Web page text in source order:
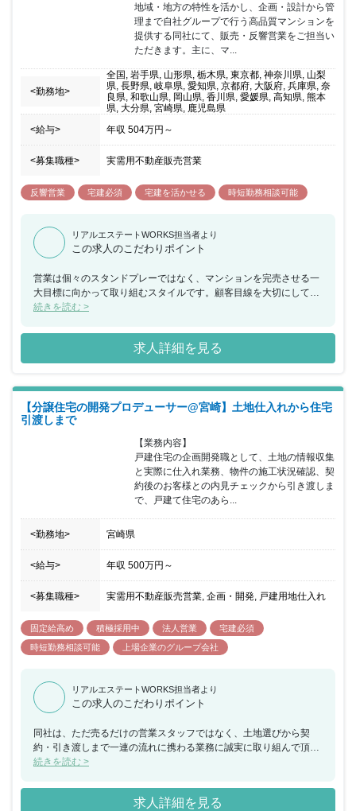
地域・地方の特性を活かし、企画・設計から管
理まで自社グループで行う高品質マンションを
提供する同社にて、販売・反響営業をご担当い
ただきます。主に、マ...
<勤務地>
全国, 岩手県, 山形県, 栃木県, 東京都, 神奈川県, 山梨
県, 長野県, 岐阜県, 愛知県, 京都府, 大阪府, 兵庫県, 奈
良県, 和歌山県, 岡山県, 香川県, 愛媛県, 高知県, 熊本
県, 大分県, 宮崎県, 鹿児島県
<給与>
年収 504万円 ～
<募集職種> 実需用不動産販売営業
反響営業 宅建必須 宅建を活かせる 時短勤務相談可能
リアルエステートWORKS担当者より
この求人のこだわりポイント
営業は個々のスタンドプレーではなく、マンションを完売させる一
大目標に向かって取り組むスタイルです。顧客目線を大切にしてほ
しい観点から、仲間同士、手を差し伸べる風土が浸透しており、チ
続きを読む >
求人詳細を見る
【分譲住宅の開発プロデューサー@宮崎】土地仕入れから住宅
引渡しまで
【業務内容】
戸建住宅の企画開発職として、土地の情報収集
と実際に仕入れ業務、物件の施工状況確認、契
約後のお客様との内見チェックから引き渡しま
で、戸建て住宅のあら...
<勤務地> 宮崎県
<給与> 年収 500万円 ～
<募集職種> 実需用不動産販売営業, 企画・開発, 戸建用地仕入れ
固定給高め 積極採用中 法人営業
宅建必須
時短勤務相談可能
上場企業のグループ会社
リアルエステートWORKS担当者より
この求人のこだわりポイント
同社は、ただ売るだけの営業スタッフではなく、土地選びから契
約・引き渡しまで一連の流れに携わる業務に誠実に取り組んで頂け
る方を募集します。また、間取り決めなども行うためセンスが問わ
れた社員には研修旅行をプレゼントしている点も魅力的です。新規
出店に伴う増員を背景とした募集となります。
続きを読む >
求人詳細を見る